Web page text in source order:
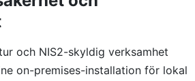
och NIS2-skyldig verksamhet
on-premises-installation för lokal